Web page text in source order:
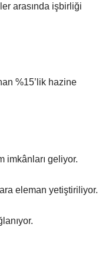
arasında işbirliği
%15’lik hazine
imkânları geliyor.
eleman yetiştiriliyor.